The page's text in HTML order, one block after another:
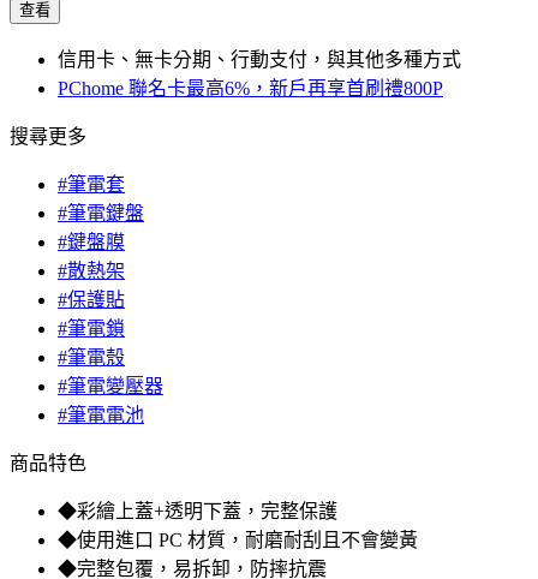
查看
信用卡、無卡分期、行動支付，與其他多種方式
PChome 聯名卡最高6%，新戶再享首刷禮800P
搜尋更多
#筆電套
#筆電鍵盤
#鍵盤膜
#散熱架
#保護貼
#筆電鎖
#筆電殼
#筆電變壓器
#筆電電池
商品特色
◆彩繪上蓋+透明下蓋，完整保護
◆使用進口 PC 材質，耐磨耐刮且不會變黃
◆完整包覆，易拆卸，防摔抗震